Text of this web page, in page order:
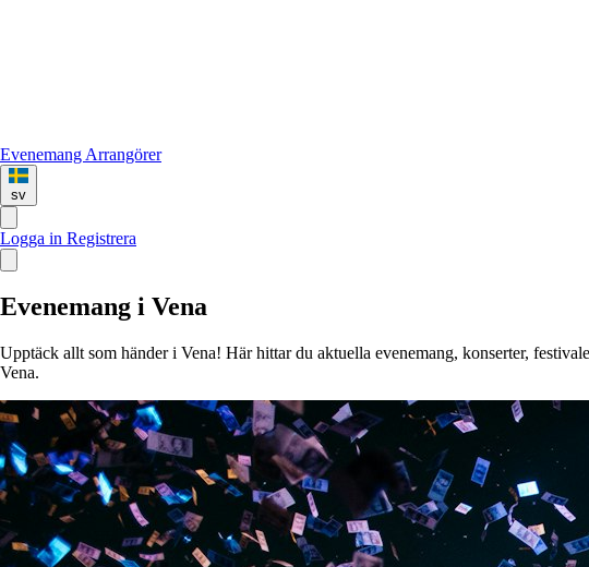
Evenemang Arrangörer
sv
Logga in Registrera
Evenemang i Vena
Upptäck allt som händer i Vena! Här hittar du aktuella evenemang, konserter,
Vena.